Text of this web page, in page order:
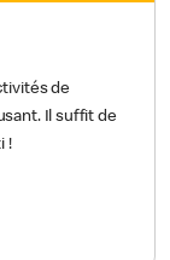
de
Il suffit de
!